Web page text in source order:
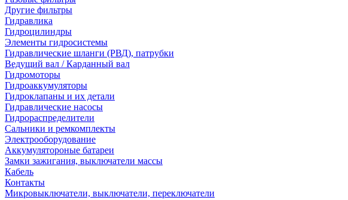
Другие фильтры
Гидравлика
Гидроцилиндры
Элементы гидросистемы
Гидравлические шланги (РВД), патрубки
Ведущий вал / Карданный вал
Гидромоторы
Гидроаккумуляторы
Гидроклапаны и их детали
Гидравлические насосы
Гидрораспределители
Сальники и ремкомплекты
Электрооборудование
Аккумулятороные батареи
Замки зажигания, выключатели массы
Кабель
Контакты
Микровыключатели, выключатели, переключатели